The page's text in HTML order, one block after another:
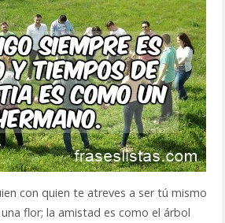
con quien te atreves a ser tú mismo
flor; la amistad es como el árbol